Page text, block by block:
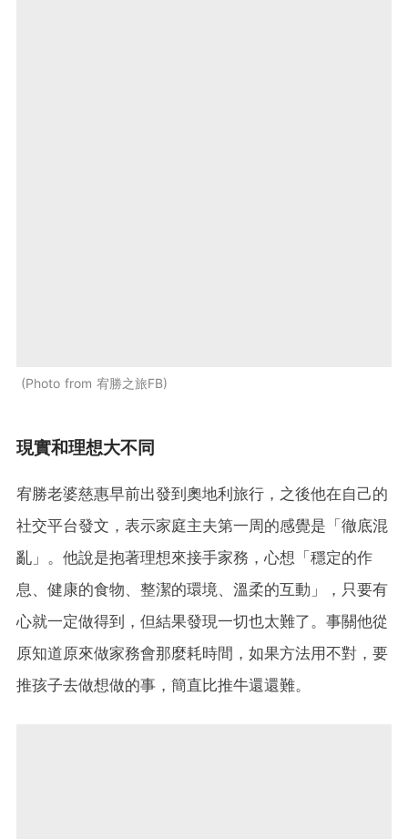
Photo from 宥勝之旅FB
現實和理想大不同
宥勝老婆慈惠早前出發到奧地利旅行，之後他在自己的
社交平台發文，表示家庭主夫第一周的感覺是「徹底混
亂」。他說是抱著理想來接手家務，心想「穩定的作
息、健康的食物、整潔的環境、溫柔的互動」，只要有
心就一定做得到，但結果發現一切也太難了。事關他從
原知道原來做家務會那麼耗時間，如果方法用不對，要
推孩子去做想做的事，簡直比推牛還還難。